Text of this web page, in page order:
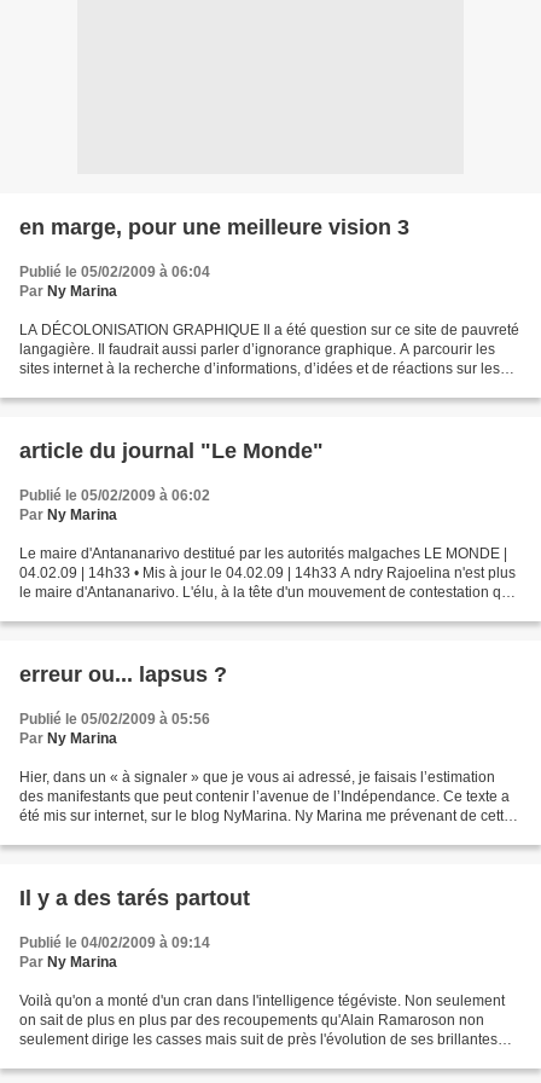
en marge, pour une meilleure vision 3
Publié le 05/02/2009 à 06:04
Par Ny Marina
LA DÉCOLONISATION GRAPHIQUE Il a été question sur ce site de pauvreté
langagière. Il faudrait aussi parler d’ignorance graphique. A parcourir les
sites internet à la recherche d’informations, d’idées et de réactions sur les
article du journal "Le Monde"
Publié le 05/02/2009 à 06:02
Par Ny Marina
Le maire d'Antananarivo destitué par les autorités malgaches LE MONDE |
04.02.09 | 14h33 • Mis à jour le 04.02.09 | 14h33 A ndry Rajoelina n'est plus
le maire d'Antananarivo. L'élu, à la tête d'un mouvement de contestation qui
erreur ou... lapsus ?
Publié le 05/02/2009 à 05:56
Par Ny Marina
Hier, dans un « à signaler » que je vous ai adressé, je faisais l’estimation
des manifestants que peut contenir l’avenue de l’Indépendance. Ce texte a
été mis sur internet, sur le blog NyMarina. Ny Marina me prévenant de cette
Il y a des tarés partout
Publié le 04/02/2009 à 09:14
Par Ny Marina
Voilà qu'on a monté d'un cran dans l'intelligence tégéviste. Non seulement
on sait de plus en plus par des recoupements qu'Alain Ramaroson non
seulement dirige les casses mais suit de près l'évolution de ses brillantes